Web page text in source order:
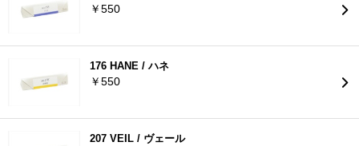
￥550
176 HANE / ハネ
￥550
207 VEIL / ヴェール